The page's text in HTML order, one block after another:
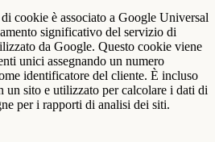
cookie è associato a Google Universal
significativo del servizio di
da Google. Questo cookie viene
unici assegnando un numero
identificatore del cliente. È incluso
un sito e utilizzato per calcolare i dati di
per i rapporti di analisi dei siti.